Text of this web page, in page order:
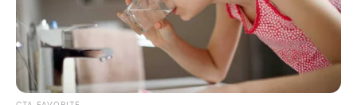
ราศีมีนเป็นราศีที่มีการเปลี่ยนแปลงหลายอย่าง โดย
เฉพาะเรื่องของการ เงินจะมีโชคมากขึ้น มีโอกาสได้เงิน
ก้อน และโชคด้านอสังหาริมทรัพย์ก็กำลังเข้ามาในปี
2561 เป็นปีแห่งการเริ่มต้นใหม่ ใครอยากจะลงทุนทำ